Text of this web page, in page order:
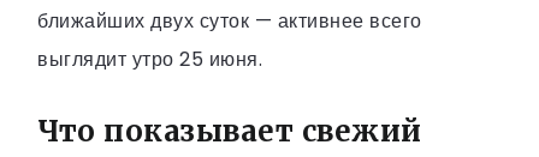
ближайших двух суток — активнее всего
выглядит утро 25 июня.
Что показывает свежий